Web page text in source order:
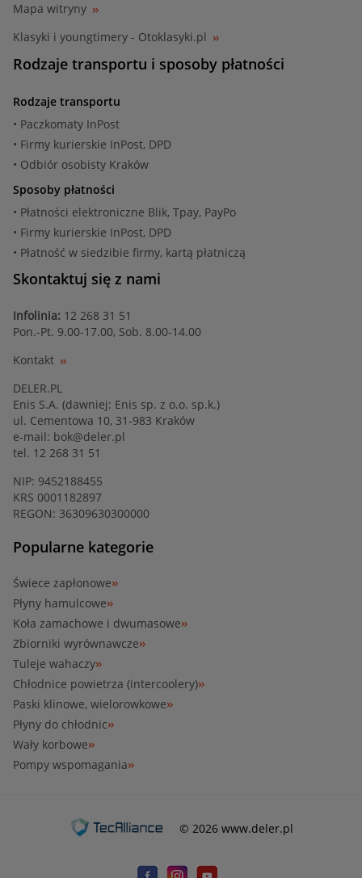
Mapa witryny
Klasyki i youngtimery - Otoklasyki.pl
Rodzaje transportu i sposoby płatności
Rodzaje transportu
• Paczkomaty InPost
• Firmy kurierskie InPost, DPD
• Odbiór osobisty Kraków
Sposoby płatności
• Płatności elektroniczne Blik, Tpay, PayPo
• Firmy kurierskie InPost, DPD
• Płatność w siedzibie firmy, kartą płatniczą
Skontaktuj się z nami
Infolinia: 12 268 31 51
Pon.-Pt. 9.00-17.00, Sob. 8.00-14.00
Kontakt
DELER.PL
Enis S.A. (dawniej: Enis sp. z o.o. sp.k.)
ul. Cementowa 10, 31-983 Kraków
e-mail: bok@deler.pl
tel. 12 268 31 51
NIP: 9452188455
KRS 0001182897
REGON: 36309630300000
Popularne kategorie
Świece zapłonowe
Płyny hamulcowe
Koła zamachowe i dwumasowe
Zbiorniki wyrównawcze
Tuleje wahaczy
Chłodnice powietrza (intercoolery)
Paski klinowe, wielorowkowe
Płyny do chłodnic
Wały korbowe
Pompy wspomagania
© 2026 www.deler.pl